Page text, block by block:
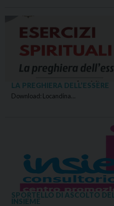
LA PREGHIERA DELL’ESSERE
Download: Locandina…
SPORTELLO DI ASCOLTO
INSIEME